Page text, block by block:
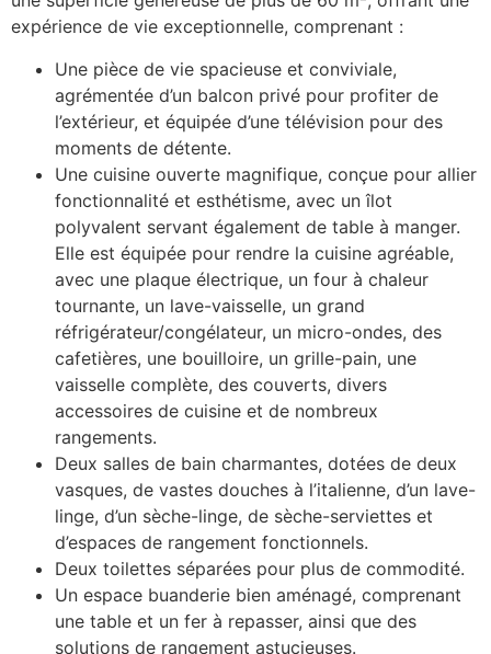
expérience de vie exceptionnelle, comprenant :
Une pièce de vie spacieuse et conviviale,
agrémentée d’un balcon privé pour profiter de
l’extérieur, et équipée d’une télévision pour des
moments de détente.
Une cuisine ouverte magnifique, conçue pour allier
fonctionnalité et esthétisme, avec un îlot
polyvalent servant également de table à manger.
Elle est équipée pour rendre la cuisine agréable,
avec une plaque électrique, un four à chaleur
tournante, un lave-vaisselle, un grand
réfrigérateur/congélateur, un micro-ondes, des
cafetières, une bouilloire, un grille-pain, une
vaisselle complète, des couverts, divers
accessoires de cuisine et de nombreux
rangements.
Deux salles de bain charmantes, dotées de deux
vasques, de vastes douches à l’italienne, d’un lave-
linge, d’un sèche-linge, de sèche-serviettes et
d’espaces de rangement fonctionnels.
Deux toilettes séparées pour plus de commodité.
Un espace buanderie bien aménagé, comprenant
une table et un fer à repasser, ainsi que des
solutions de rangement astucieuses.